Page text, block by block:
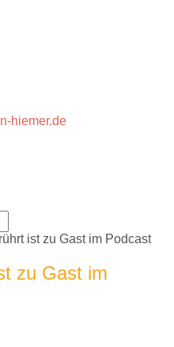
hiemer.de
ist zu Gast im Podcast
zu Gast im